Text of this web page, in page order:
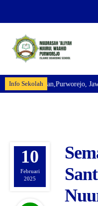
Info Sekolah Jawa Tengah.
10
Februari
2025